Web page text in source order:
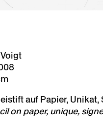
auf Papier, Unikat,
on paper, unique,